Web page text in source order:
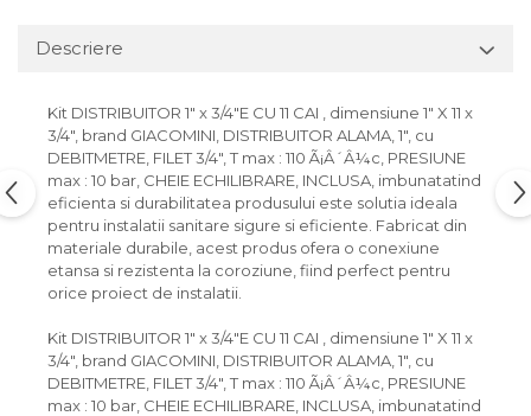
Descriere
Kit DISTRIBUITOR 1" x 3/4"E CU 11 CAI , dimensiune 1" X 11 x
3/4", brand GIACOMINI, DISTRIBUITOR ALAMA, 1", cu
DEBITMETRE, FILET 3/4", T max : 110 Ã¡Â´Â¼c, PRESIUNE
max : 10 bar, CHEIE ECHILIBRARE, INCLUSA, imbunatatind
eficienta si durabilitatea produsului este solutia ideala
pentru instalatii sanitare sigure si eficiente. Fabricat din
materiale durabile, acest produs ofera o conexiune
etansa si rezistenta la coroziune, fiind perfect pentru
orice proiect de instalatii.
Kit DISTRIBUITOR 1" x 3/4"E CU 11 CAI , dimensiune 1" X 11 x
3/4", brand GIACOMINI, DISTRIBUITOR ALAMA, 1", cu
DEBITMETRE, FILET 3/4", T max : 110 Ã¡Â´Â¼c, PRESIUNE
max : 10 bar, CHEIE ECHILIBRARE, INCLUSA, imbunatatind